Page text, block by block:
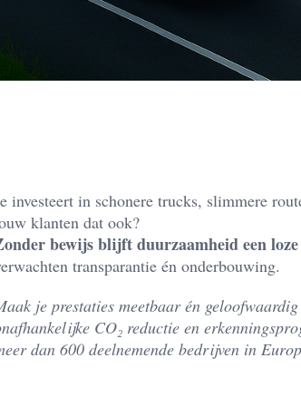
investeert in schonere trucks, slimmere
klanten dat ook?
bewijs blijft duurzaamheid een
transparantie én onderbouwing.
je prestaties meetbaar én
CO₂ reductie en
dan 600 deelnemende bedrijven in